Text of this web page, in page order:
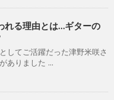
れる理由とは…ギターの
してご活躍だった津野米咲さ
ありました ...